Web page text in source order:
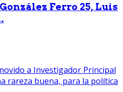
Ferro 25, Luis